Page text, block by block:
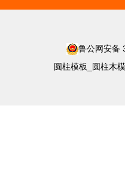
鲁公网安备
圆柱模板_圆柱木